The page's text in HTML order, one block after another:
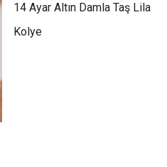
14 Ayar Altın Damla Taş Lila
Kolye